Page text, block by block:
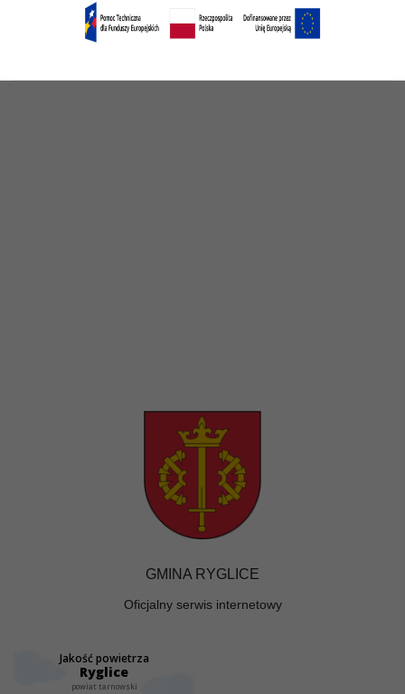
GMINA RYGLICE
Oficjalny serwis internetowy